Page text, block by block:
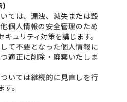
ては、漏洩、減失または毀
個人情報の安全管理のため
ュリティ対策を講じます。
て不要となった個人情報に
適正に削除・廃棄いたしま
いては継続的に見直しを行
。